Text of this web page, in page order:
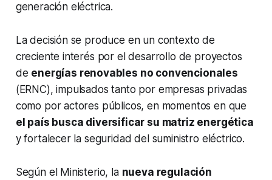
generación eléctrica.
La decisión se produce en un contexto de
creciente interés por el desarrollo de proyectos
de energías renovables no convencionales
(ERNC), impulsados tanto por empresas privadas
como por actores públicos, en momentos en que
el país busca diversificar su matriz energética
y fortalecer la seguridad del suministro eléctrico.
Según el Ministerio, la nueva regulación